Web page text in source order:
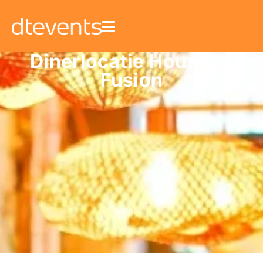
Dinerlocatie House of
Fusion